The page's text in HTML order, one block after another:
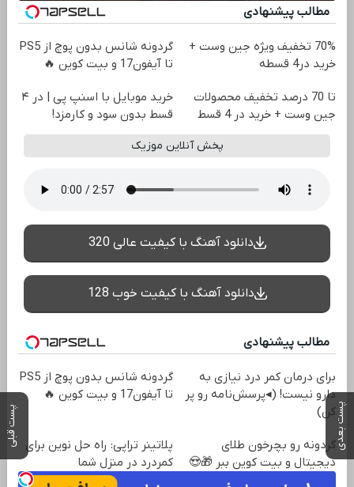
پست بعدی پست قبلی
مطالب پیشنهادی
70% تخفیف ویژه جین وست +
خرید در4 قسطه
گردونه شانس بدون پوچ از PS5
تا آیفون17 و بیت کوین 🔥
تا 70 درصد تخفیف محصولات
جین وست + خرید در 4 قسط
خرید موبایل با اسنپ پی | در ۴
قسط بدون سود و کارمزد!
پخش آنلاین موزیک
دانلود آهنگ با کیفیت عالی 320
دانلود آهنگ با کیفیت خوب 128
مطالب پیشنهادی
برای درمان کمر درد نیازی به
دارو نیست! (◂پرسش‌نامه رو پر
کن)
گردونه شانس بدون پوچ از PS5
تا آیفون17 و بیت کوین 🔥
گردونه رو بچرخون طلای
دیجیتال و بیت کوین ببر 🎁😍
پلاتینر تراپی: راه حل نوین برای
کمردرد در منزل شما